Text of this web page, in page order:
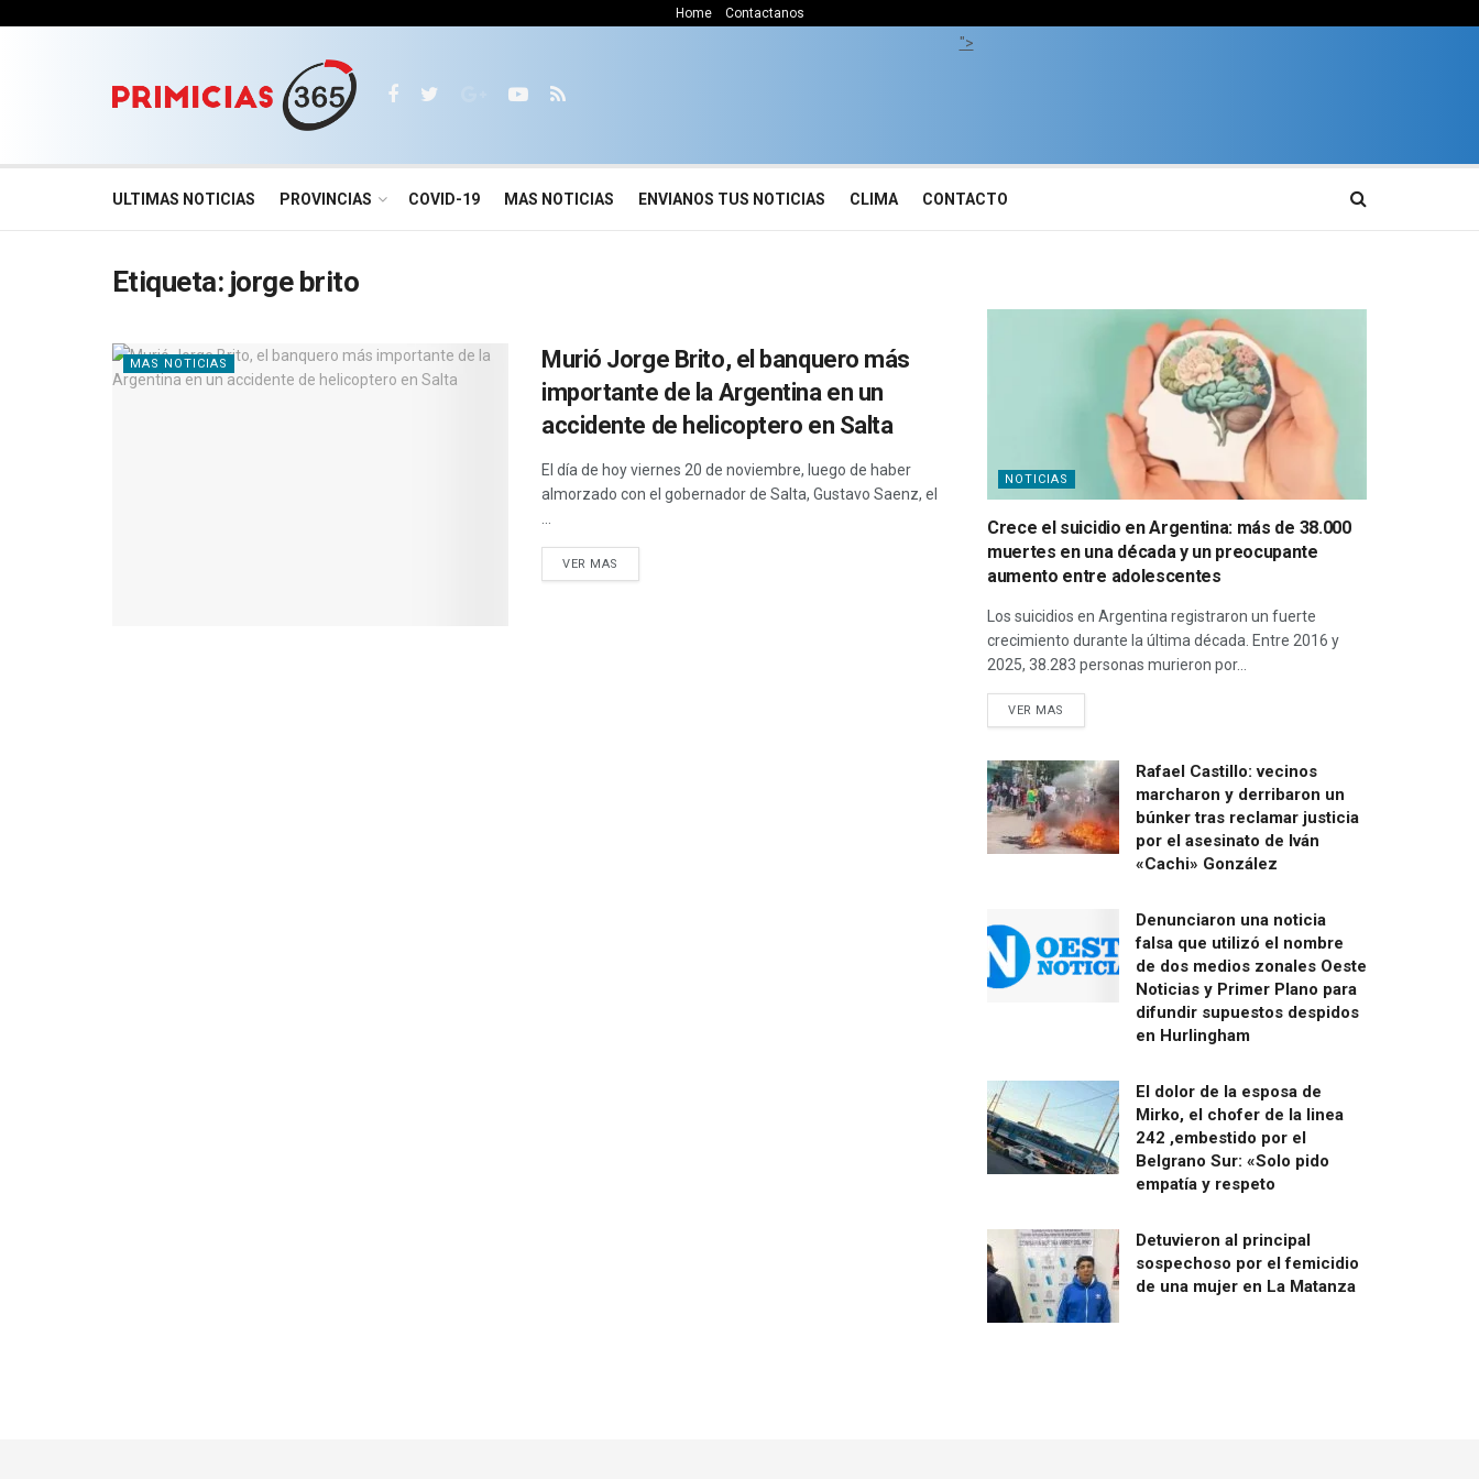
Home Contactanos
">
ULTIMAS NOTICIAS PROVINCIAS COVID-19 MAS NOTICIAS ENVIANOS TUS NOTICIAS CLIMA CONTACTO
Etiqueta: jorge brito
MAS NOTICIAS
Murió Jorge Brito, el banquero más
importante de la Argentina en un
accidente de helicoptero en Salta
El día de hoy viernes 20 de noviembre, luego de haber
almorzado con el gobernador de Salta, Gustavo Saenz, el
VER MAS
NOTICIAS
Crece el suicidio en Argentina: más de 38.000
muertes en una década y un preocupante
aumento entre adolescentes
Los suicidios en Argentina registraron un fuerte
crecimiento durante la última década. Entre 2016 y
2025, 38.283 personas murieron por...
VER MAS
Rafael Castillo: vecinos
marcharon y derribaron un
búnker tras reclamar justicia
por el asesinato de Iván
«Cachi» González
Denunciaron una noticia
falsa que utilizó el nombre
de dos medios zonales Oeste
Noticias y Primer Plano para
difundir supuestos despidos
en Hurlingham
El dolor de la esposa de
Mirko, el chofer de la linea
242 ,embestido por el
Belgrano Sur: «Solo pido
empatía y respeto
Detuvieron al principal
sospechoso por el femicidio
de una mujer en La Matanza